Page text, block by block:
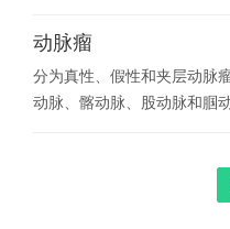
动脉瘤
分为真性、假性和夹层动脉
动脉、髂动脉、股动脉和腘